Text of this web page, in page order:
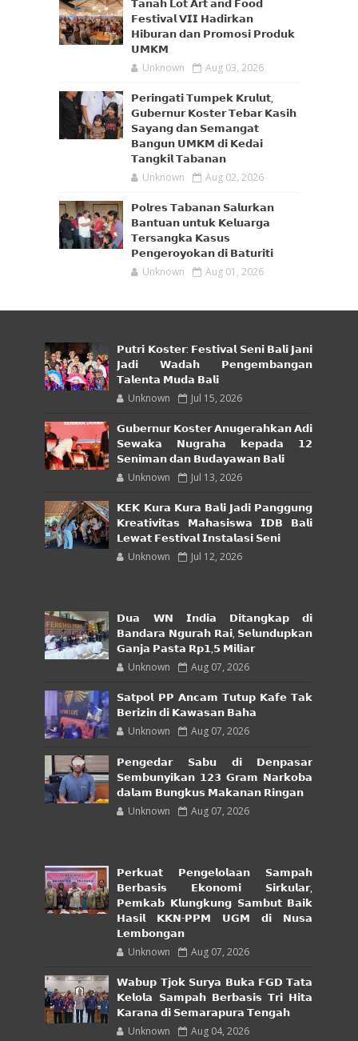
𝗧𝗮𝗻𝗮𝗵 𝗟𝗼𝘁 𝗔𝗿𝘁 𝗮𝗻𝗱 𝗙𝗼𝗼𝗱
𝗙𝗲𝘀𝘁𝗶𝘃𝗮𝗹 𝗩𝗜𝗜 𝗛𝗮𝗱𝗶𝗿𝗸𝗮𝗻
𝗛𝗶𝗯𝘂𝗿𝗮𝗻 𝗱𝗮𝗻 𝗣𝗿𝗼𝗺𝗼𝘀𝗶 𝗣𝗿𝗼𝗱𝘂𝗸
𝗨𝗠𝗞𝗠
Unknown Aug 03, 2026
𝗣𝗲𝗿𝗶𝗻𝗴𝗮𝘁𝗶 𝗧𝘂𝗺𝗽𝗲𝗸 𝗞𝗿𝘂𝗹𝘂𝘁,
𝗚𝘂𝗯𝗲𝗿𝗻𝘂𝗿 𝗞𝗼𝘀𝘁𝗲𝗿 𝗧𝗲𝗯𝗮𝗿 𝗞𝗮𝘀𝗶𝗵
𝗦𝗮𝘆𝗮𝗻𝗴 𝗱𝗮𝗻 𝗦𝗲𝗺𝗮𝗻𝗴𝗮𝘁
𝗕𝗮𝗻𝗴𝘂𝗻 𝗨𝗠𝗞𝗠 𝗱𝗶 𝗞𝗲𝗱𝗮𝗶
𝗧𝗮𝗻𝗴𝗸𝗶𝗹 𝗧𝗮𝗯𝗮𝗻𝗮𝗻
Unknown Aug 02, 2026
𝗣𝗼𝗹𝗿𝗲𝘀 𝗧𝗮𝗯𝗮𝗻𝗮𝗻 𝗦𝗮𝗹𝘂𝗿𝗸𝗮𝗻
𝗕𝗮𝗻𝘁𝘂𝗮𝗻 𝘂𝗻𝘁𝘂𝗸 𝗞𝗲𝗹𝘂𝗮𝗿𝗴𝗮
𝗧𝗲𝗿𝘀𝗮𝗻𝗴𝗸𝗮 𝗞𝗮𝘀𝘂𝘀
𝗣𝗲𝗻𝗴𝗲𝗿𝗼𝘆𝗼𝗸𝗮𝗻 𝗱𝗶 𝗕𝗮𝘁𝘂𝗿𝗶𝘁𝗶
Unknown Aug 01, 2026
𝗣𝘂𝘁𝗿𝗶 𝗞𝗼𝘀𝘁𝗲𝗿: 𝗙𝗲𝘀𝘁𝗶𝘃𝗮𝗹 𝗦𝗲𝗻𝗶 𝗕𝗮𝗹𝗶 𝗝𝗮𝗻𝗶
𝗝𝗮𝗱𝗶 𝗪𝗮𝗱𝗮𝗵 𝗣𝗲𝗻𝗴𝗲𝗺𝗯𝗮𝗻𝗴𝗮𝗻
𝗧𝗮𝗹𝗲𝗻𝘁𝗮 𝗠𝘂𝗱𝗮 𝗕𝗮𝗹𝗶
Unknown Jul 15, 2026
𝗚𝘂𝗯𝗲𝗿𝗻𝘂𝗿 𝗞𝗼𝘀𝘁𝗲𝗿 𝗔𝗻𝘂𝗴𝗲𝗿𝗮𝗵𝗸𝗮𝗻 𝗔𝗱𝗶
𝗦𝗲𝘄𝗮𝗸𝗮 𝗡𝘂𝗴𝗿𝗮𝗵𝗮 𝗸𝗲𝗽𝗮𝗱𝗮 𝟭𝟮
𝗦𝗲𝗻𝗶𝗺𝗮𝗻 𝗱𝗮𝗻 𝗕𝘂𝗱𝗮𝘆𝗮𝘄𝗮𝗻 𝗕𝗮𝗹𝗶
Unknown Jul 13, 2026
𝗞𝗘𝗞 𝗞𝘂𝗿𝗮 𝗞𝘂𝗿𝗮 𝗕𝗮𝗹𝗶 𝗝𝗮𝗱𝗶 𝗣𝗮𝗻𝗴𝗴𝘂𝗻𝗴
𝗞𝗿𝗲𝗮𝘁𝗶𝘃𝗶𝘁𝗮𝘀 𝗠𝗮𝗵𝗮𝘀𝗶𝘀𝘄𝗮 𝗜𝗗𝗕 𝗕𝗮𝗹𝗶
𝗟𝗲𝘄𝗮𝘁 𝗙𝗲𝘀𝘁𝗶𝘃𝗮𝗹 𝗜𝗻𝘀𝘁𝗮𝗹𝗮𝘀𝗶 𝗦𝗲𝗻𝗶
Unknown Jul 12, 2026
𝗗𝘂𝗮 𝗪𝗡 𝗜𝗻𝗱𝗶𝗮 𝗗𝗶𝘁𝗮𝗻𝗴𝗸𝗮𝗽 𝗱𝗶
𝗕𝗮𝗻𝗱𝗮𝗿𝗮 𝗡𝗴𝘂𝗿𝗮𝗵 𝗥𝗮𝗶, 𝗦𝗲𝗹𝘂𝗻𝗱𝘂𝗽𝗸𝗮𝗻
𝗚𝗮𝗻𝗷𝗮 𝗣𝗮𝘀𝘁𝗮 𝗥𝗽𝟭,𝟱 𝗠𝗶𝗹𝗶𝗮𝗿
Unknown Aug 07, 2026
𝗦𝗮𝘁𝗽𝗼𝗹 𝗣𝗣 𝗔𝗻𝗰𝗮𝗺 𝗧𝘂𝘁𝘂𝗽 𝗞𝗮𝗳𝗲 𝗧𝗮𝗸
𝗕𝗲𝗿𝗶𝘇𝗶𝗻 𝗱𝗶 𝗞𝗮𝘄𝗮𝘀𝗮𝗻 𝗕𝗮𝗵𝗮
Unknown Aug 07, 2026
𝗣𝗲𝗻𝗴𝗲𝗱𝗮𝗿 𝗦𝗮𝗯𝘂 𝗱𝗶 𝗗𝗲𝗻𝗽𝗮𝘀𝗮𝗿
𝗦𝗲𝗺𝗯𝘂𝗻𝘆𝗶𝗸𝗮𝗻 𝟭𝟮𝟯 𝗚𝗿𝗮𝗺 𝗡𝗮𝗿𝗸𝗼𝗯𝗮
𝗱𝗮𝗹𝗮𝗺 𝗕𝘂𝗻𝗴𝗸𝘂𝘀 𝗠𝗮𝗸𝗮𝗻𝗮𝗻 𝗥𝗶𝗻𝗴𝗮𝗻
Unknown Aug 07, 2026
𝗣𝗲𝗿𝗸𝘂𝗮𝘁 𝗣𝗲𝗻𝗴𝗲𝗹𝗼𝗹𝗮𝗮𝗻 𝗦𝗮𝗺𝗽𝗮𝗵
𝗕𝗲𝗿𝗯𝗮𝘀𝗶𝘀 𝗘𝗸𝗼𝗻𝗼𝗺𝗶 𝗦𝗶𝗿𝗸𝘂𝗹𝗮𝗿,
𝗣𝗲𝗺𝗸𝗮𝗯 𝗞𝗹𝘂𝗻𝗴𝗸𝘂𝗻𝗴 𝗦𝗮𝗺𝗯𝘂𝘁 𝗕𝗮𝗶𝗸
𝗛𝗮𝘀𝗶𝗹 𝗞𝗞𝗡-𝗣𝗣𝗠 𝗨𝗚𝗠 𝗱𝗶 𝗡𝘂𝘀𝗮
𝗟𝗲𝗺𝗯𝗼𝗻𝗴𝗮𝗻
Unknown Aug 07, 2026
𝗪𝗮𝗯𝘂𝗽 𝗧𝗷𝗼𝗸 𝗦𝘂𝗿𝘆𝗮 𝗕𝘂𝗸𝗮 𝗙𝗚𝗗 𝗧𝗮𝘁𝗮
𝗞𝗲𝗹𝗼𝗹𝗮 𝗦𝗮𝗺𝗽𝗮𝗵 𝗕𝗲𝗿𝗯𝗮𝘀𝗶𝘀 𝗧𝗿𝗶 𝗛𝗶𝘁𝗮
𝗞𝗮𝗿𝗮𝗻𝗮 𝗱𝗶 𝗦𝗲𝗺𝗮𝗿𝗮𝗽𝘂𝗿𝗮 𝗧𝗲𝗻𝗴𝗮𝗵
Unknown Aug 04, 2026